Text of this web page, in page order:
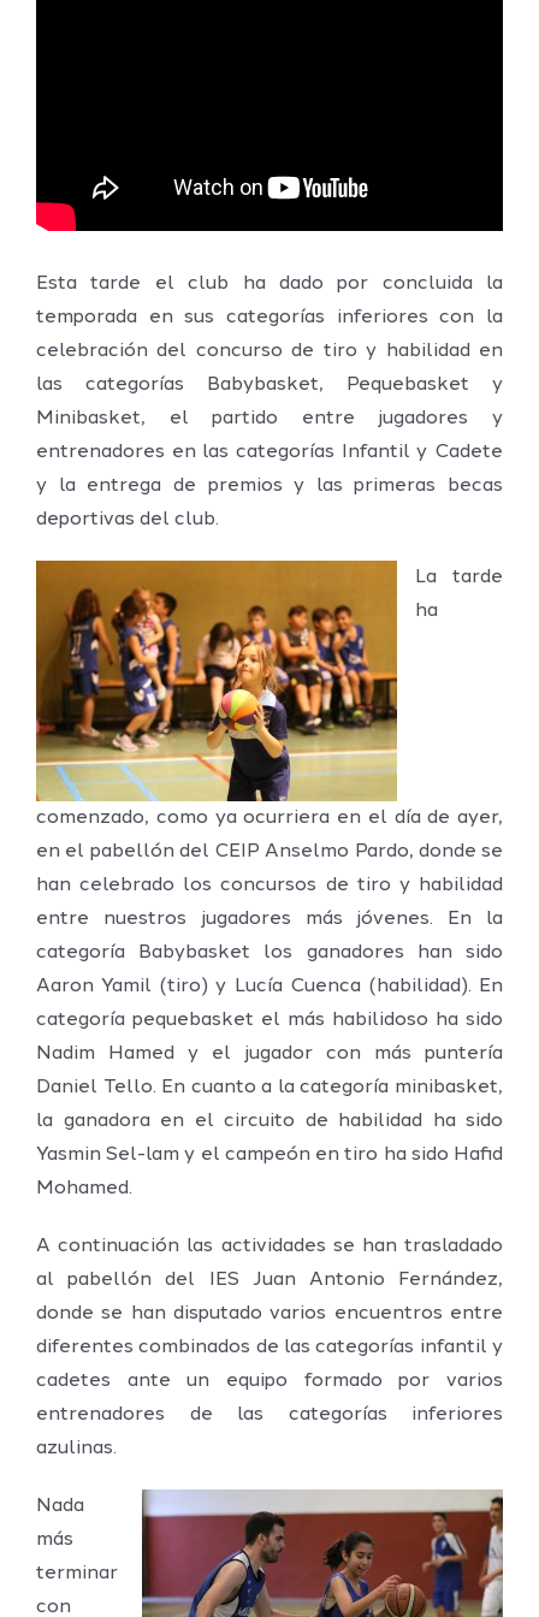
Esta tarde el club ha dado por concluida la
temporada en sus categorías inferiores con la
celebración del concurso de tiro y habilidad en
las categorías Babybasket, Pequebasket y
Minibasket, el partido entre jugadores y
entrenadores en las categorías Infantil y Cadete
y la entrega de premios y las primeras becas
deportivas del club.
La tarde
ha
comenzado, como ya ocurriera en el día de ayer,
en el pabellón del CEIP Anselmo Pardo, donde se
han celebrado los concursos de tiro y habilidad
entre nuestros jugadores más jóvenes. En la
categoría Babybasket los ganadores han sido
Aaron Yamil (tiro) y Lucía Cuenca (habilidad). En
categoría pequebasket el más habilidoso ha sido
Nadim Hamed y el jugador con más puntería
Daniel Tello. En cuanto a la categoría minibasket,
la ganadora en el circuito de habilidad ha sido
Yasmin Sel-lam y el campeón en tiro ha sido Hafid
Mohamed.
A continuación las actividades se han trasladado
al pabellón del IES Juan Antonio Fernández,
donde se han disputado varios encuentros entre
diferentes combinados de las categorías infantil y
cadetes ante un equipo formado por varios
entrenadores de las categorías inferiores
azulinas.
Nada
más
terminar
con